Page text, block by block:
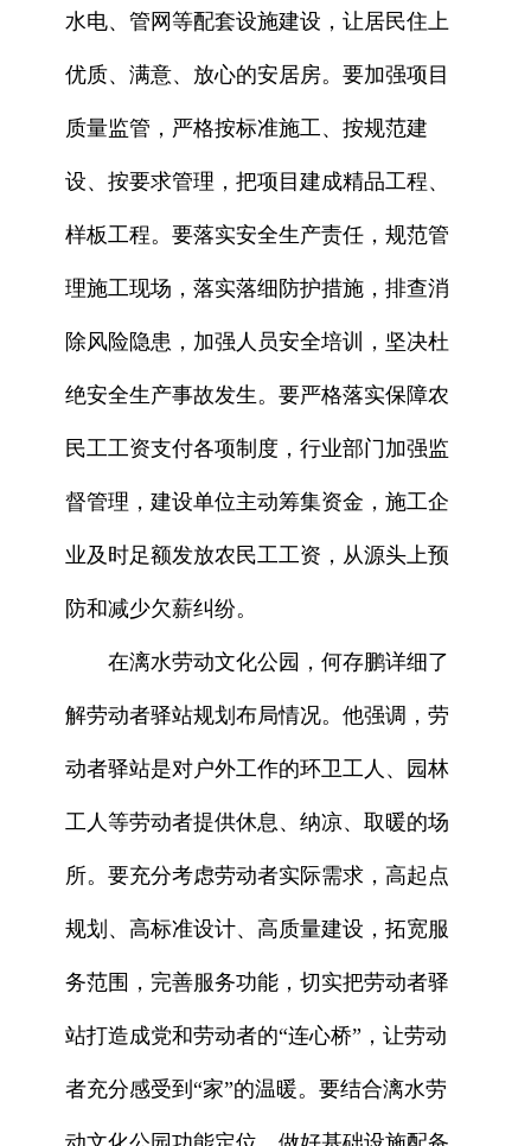
水电、管网等配套设施建设，让居民住上
优质、满意、放心的安居房。要加强项目
质量监管，严格按标准施工、按规范建
设、按要求管理，把项目建成精品工程、
样板工程。要落实安全生产责任，规范管
理施工现场，落实落细防护措施，排查消
除风险隐患，加强人员安全培训，坚决杜
绝安全生产事故发生。要严格落实保障农
民工工资支付各项制度，行业部门加强监
督管理，建设单位主动筹集资金，施工企
业及时足额发放农民工工资，从源头上预
防和减少欠薪纠纷。
在漓水劳动文化公园，何存鹏详细了
解劳动者驿站规划布局情况。他强调，劳
动者驿站是对户外工作的环卫工人、园林
工人等劳动者提供休息、纳凉、取暖的场
所。要充分考虑劳动者实际需求，高起点
规划、高标准设计、高质量建设，拓宽服
务范围，完善服务功能，切实把劳动者驿
站打造成党和劳动者的“连心桥”，让劳动
者充分感受到“家”的温暖。要结合漓水劳